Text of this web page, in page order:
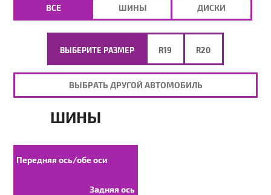
ВЫБЕРИТЕ РАЗМЕР R19 R20
ВЫБРАТЬ ДРУГОЙ АВТОМОБИЛЬ
ВСЕ ШИНЫ ДИСКИ
ШИНЫ
Передняя ось/обе оси
Задняя ось